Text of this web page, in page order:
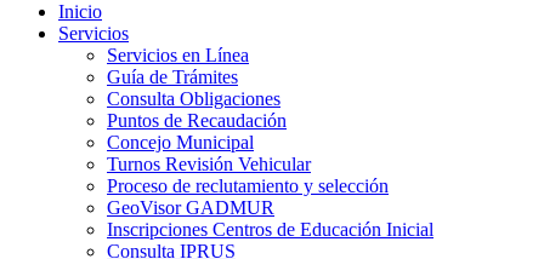
Inicio
Servicios
Servicios en Línea
Guía de Trámites
Consulta Obligaciones
Puntos de Recaudación
Concejo Municipal
Turnos Revisión Vehicular
Proceso de reclutamiento y selección
GeoVisor GADMUR
Inscripciones Centros de Educación Inicial
Consulta IPRUS